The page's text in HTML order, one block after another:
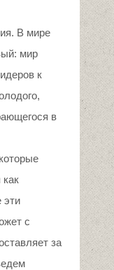
В мире
мир
к
в
эти
с
за